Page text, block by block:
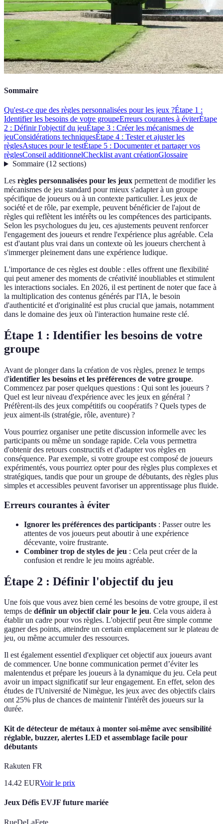
Sommaire
Qu'est-ce que des règles personnalisées pour les jeux ?Étape 1 :
Identifier les besoins de votre groupeErreurs courantes à éviterÉtape
2 : Définir l'objectif du jeuÉtape 3 : Créer les mécanismes de
jeuConsidérations techniquesÉtape 4 : Tester et ajuster les
règlesAstuces pour le testÉtape 5 : Documenter et partager vos
règlesConseil additionnelChecklist avant créationGlossaire
Sommaire(12 sections)
Les règles personnalisées pour les jeux permettent de modifier les
mécanismes de jeu standard pour mieux s'adapter à un groupe
spécifique de joueurs ou à un contexte particulier. Les jeux de
société et de rôle, par exemple, peuvent bénéficier de l'ajout de
règles qui reflètent les intérêts ou les compétences des participants.
Selon les psychologues du jeu, ces ajustements peuvent renforcer
l'engagement des joueurs et rendre l'expérience plus agréable. Cela
est d'autant plus vrai dans un contexte où les joueurs cherchent à
s'immerger pleinement dans une expérience ludique.
L'importance de ces règles est double : elles offrent une flexibilité
qui peut amener des moments de créativité inoubliables et stimulent
les interactions sociales. En 2026, il est pertinent de noter que face à
la multiplication des contenus générés par l'IA, le besoin
d'authenticité et d'originalité est plus crucial que jamais, notamment
dans le domaine des jeux où l'interaction humaine reste clé.
Étape 1 : Identifier les besoins de votre
groupe
Avant de plonger dans la création de vos règles, prenez le temps
d'identifier les besoins et les préférences de votre groupe.
Commencez par poser quelques questions : Qui sont les joueurs ?
Quel est leur niveau d'expérience avec les jeux en général ?
Préfèrent-ils des jeux compétitifs ou coopératifs ? Quels types de
jeux aiment-ils (stratégie, rôle, aventure) ?
Vous pourriez organiser une petite discussion informelle avec les
participants ou même un sondage rapide. Cela vous permettra
d'obtenir des retours constructifs et d'adapter vos règles en
conséquence. Par exemple, si votre groupe est composé de joueurs
expérimentés, vous pourriez opter pour des règles plus complexes et
stratégiques, tandis que pour un groupe de débutants, des règles plus
simples et accessibles peuvent favoriser un apprentissage plus fluide.
Erreurs courantes à éviter
Ignorer les préférences des participants : Passer outre les
attentes de vos joueurs peut aboutir à une expérience
décevante, voire frustrante.
Combiner trop de styles de jeu : Cela peut créer de la
confusion et rendre le jeu moins agréable.
Étape 2 : Définir l'objectif du jeu
Une fois que vous avez bien cerné les besoins de votre groupe, il est
temps de définir un objectif clair pour le jeu. Cela vous aidera à
établir un cadre pour vos règles. L'objectif peut être simple comme
gagner des points, atteindre un certain emplacement sur le plateau de
jeu, ou même accumuler des ressources.
Il est également essentiel d'expliquer cet objectif aux joueurs avant
de commencer. Une bonne communication permet d’éviter les
malentendus et prépare les joueurs à la dynamique du jeu. Cela peut
avoir un impact significatif sur leur engagement. En effet, selon des
études de l'Université de Nimègue, les jeux avec des objectifs clairs
ont 25% plus de chances de maintenir l'intérêt des joueurs sur la
durée.
Kit de détecteur de métaux à monter soi-même avec sensibilité
réglable, buzzer, alertes LED et assemblage facile pour
débutants
Rakuten FR
14.42 EURVoir le prix
Jeux Défis EVJF future mariée
RueDeLaFete